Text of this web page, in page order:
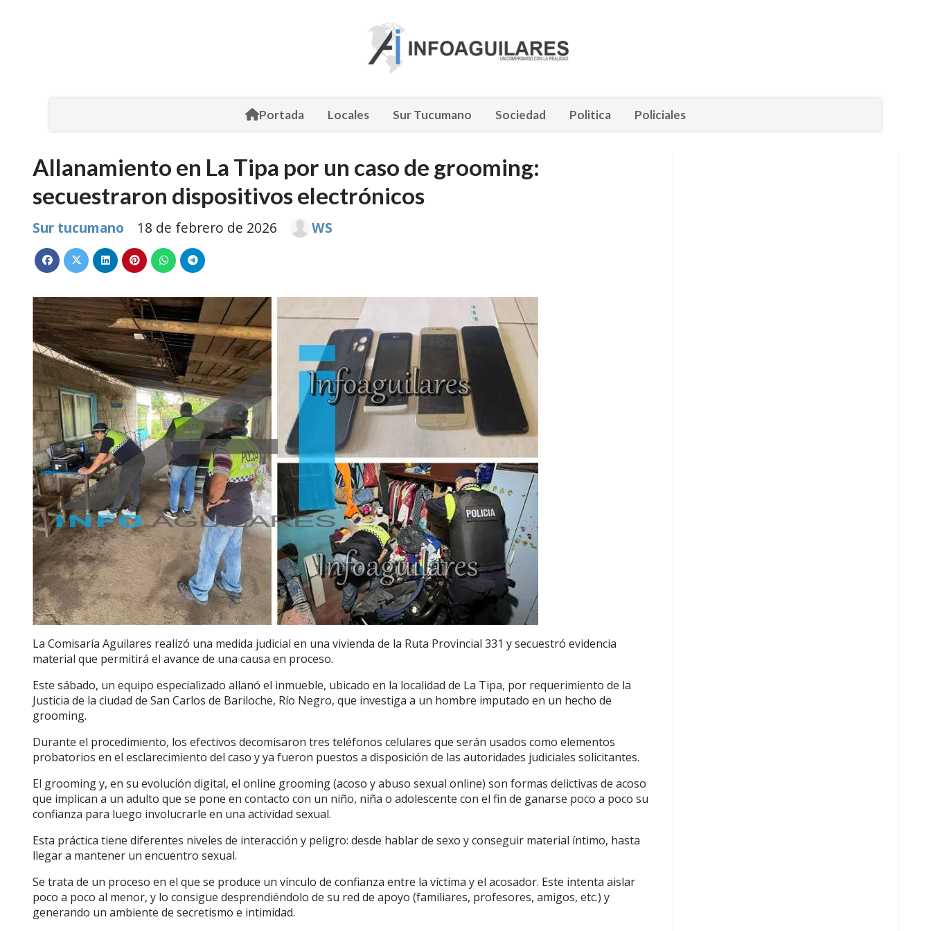
Portada Locales Sur Tucumano Sociedad Politica Policiales
Allanamiento en La Tipa por un caso de grooming:
secuestraron dispositivos electrónicos
Sur tucumano 18 de febrero de 2026 WS
La Comisaría Aguilares realizó una medida judicial en una vivienda de la Ruta Provincial 331 y secuestró evidencia
material que permitirá el avance de una causa en proceso.
Este sábado, un equipo especializado allanó el inmueble, ubicado en la localidad de La Tipa, por requerimiento de la
Justicia de la ciudad de San Carlos de Bariloche, Río Negro, que investiga a un hombre imputado en un hecho de
grooming.
Durante el procedimiento, los efectivos decomisaron tres teléfonos celulares que serán usados como elementos
probatorios en el esclarecimiento del caso y ya fueron puestos a disposición de las autoridades judiciales solicitantes.
El grooming y, en su evolución digital, el online grooming (acoso y abuso sexual online) son formas delictivas de acoso
que implican a un adulto que se pone en contacto con un niño, niña o adolescente con el fin de ganarse poco a poco su
confianza para luego involucrarle en una actividad sexual.
Esta práctica tiene diferentes niveles de interacción y peligro: desde hablar de sexo y conseguir material íntimo, hasta
llegar a mantener un encuentro sexual.
Se trata de un proceso en el que se produce un vínculo de confianza entre la víctima y el acosador. Este intenta aislar
poco a poco al menor, y lo consigue desprendiéndolo de su red de apoyo (familiares, profesores, amigos, etc.) y
generando un ambiente de secretismo e intimidad.